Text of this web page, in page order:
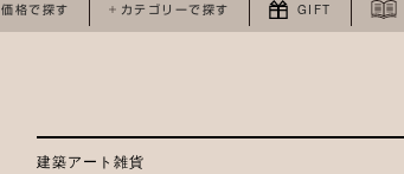
価格で探す カテゴリーで探す GIFT
建築アート雑貨